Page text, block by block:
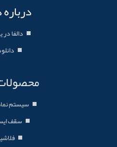
درباره
دالفا
سیستم
سقف